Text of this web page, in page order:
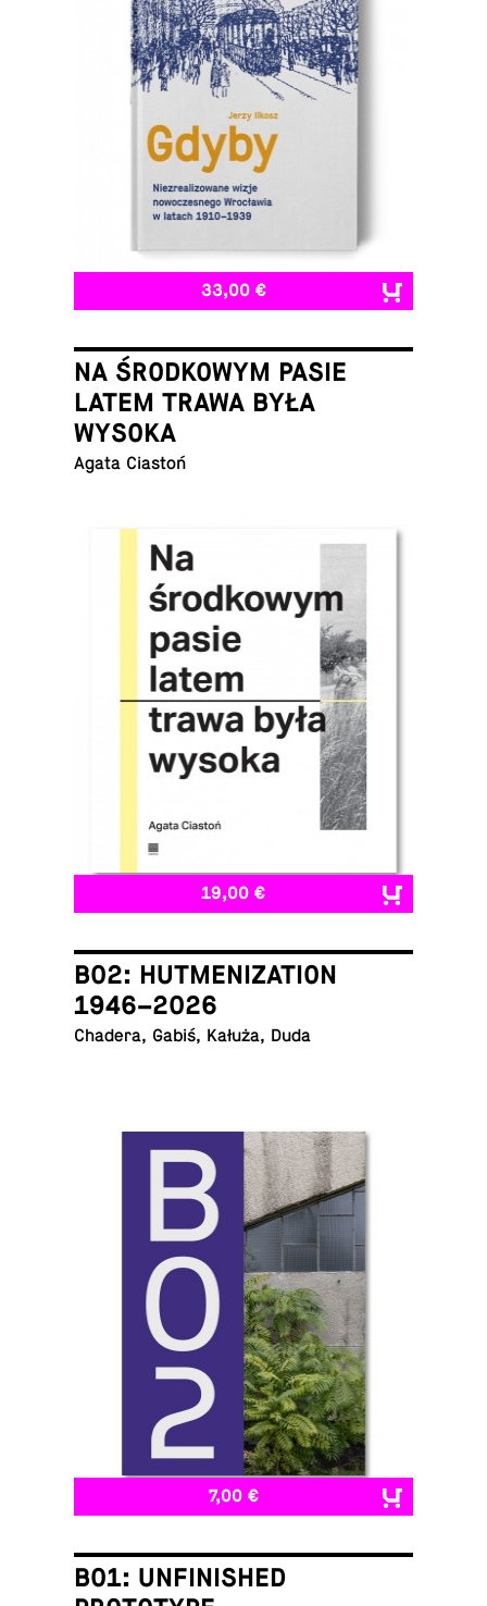
33,00 €
NA ŚRODKOWYM PASIE
LATEM TRAWA BYŁA
WYSOKA
Agata Ciastoń
19,00 €
B02: HUTMENIZATION
1946–2026
Chadera, Gabiś, Kałuża, Duda
7,00 €
B01: UNFINISHED